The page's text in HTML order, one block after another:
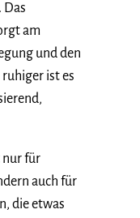
Das
am
und den
ist es
nur für
auch für
die etwas